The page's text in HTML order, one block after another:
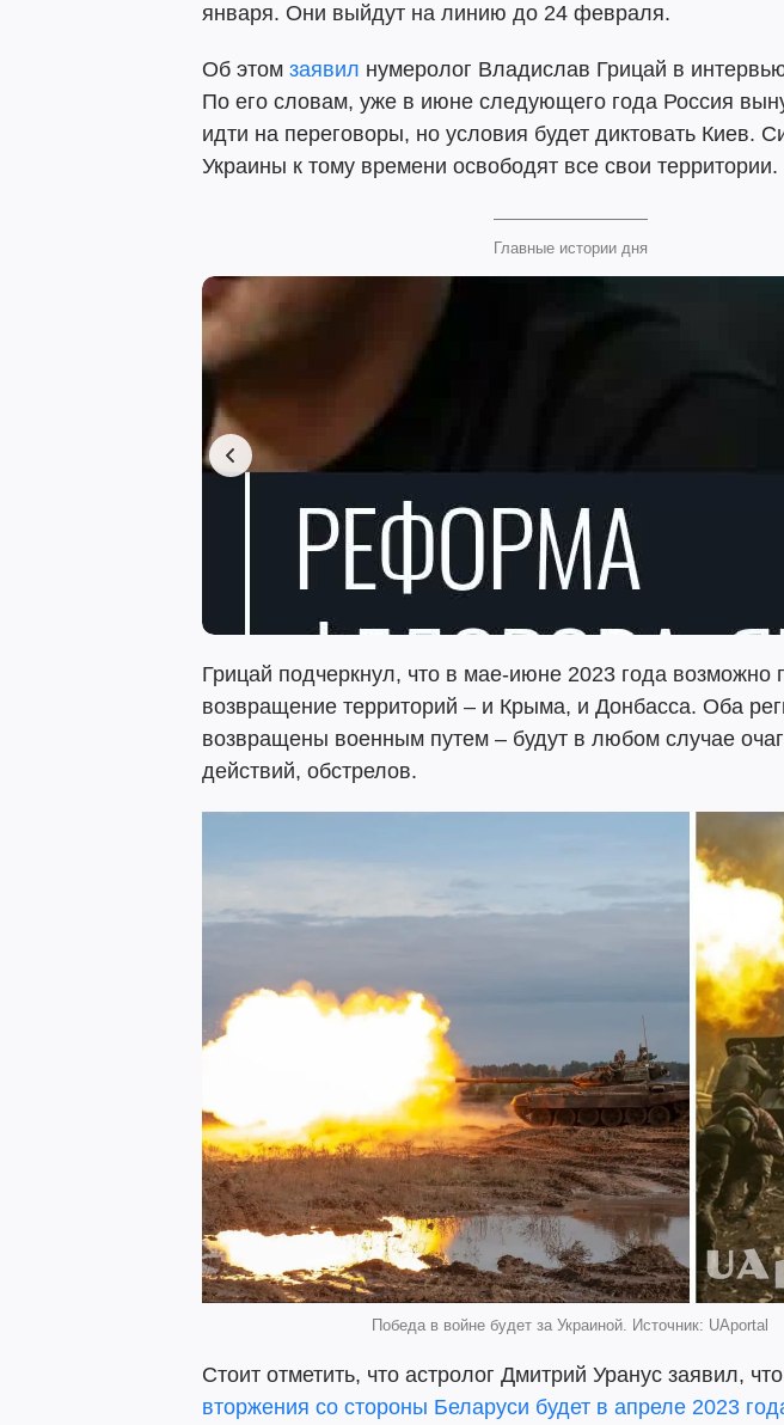
января. Они выйдут на линию до 24 февраля.
Об этом заявил нумеролог Владислав Грицай в
По его словам, уже в июне следующего года Россия
идти на переговоры, но условия будет диктовать Киев.
Украины к тому времени освободят все свои территории.
Главные истории дня
Грицай подчеркнул, что в мае-июне 2023 года возможно
возвращение территорий – и Крыма, и Донбасса. Оба
возвращены военным путем – будут в любом случае
действий, обстрелов.
Победа в войне будет за Украиной. Источник: UAportal
Стоит отметить, что астролог Дмитрий Уранус заявил, что
вторжения со стороны Беларуси будет в апреле 2023